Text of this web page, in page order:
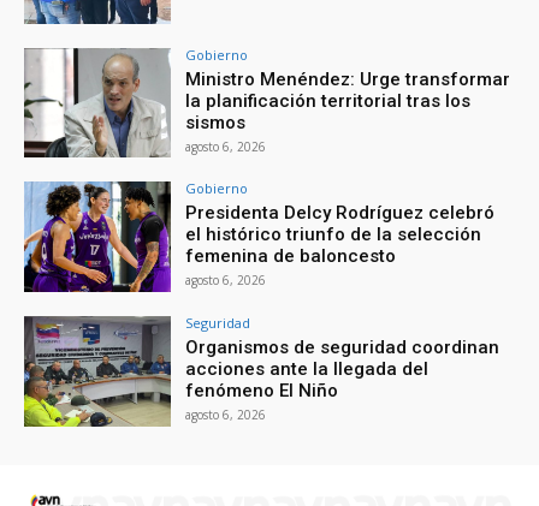
Gobierno
Ministro Menéndez: Urge transformar
la planificación territorial tras los
sismos
agosto 6, 2026
Gobierno
Presidenta Delcy Rodríguez celebró
el histórico triunfo de la selección
femenina de baloncesto
agosto 6, 2026
Seguridad
Organismos de seguridad coordinan
acciones ante la llegada del
fenómeno El Niño
agosto 6, 2026